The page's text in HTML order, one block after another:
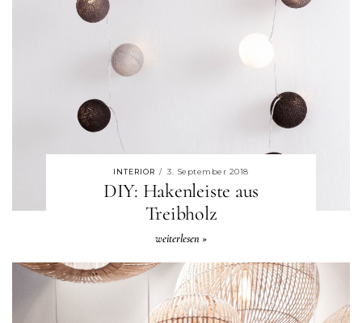
INTERIOR / 3. September 2018
DIY: Hakenleiste aus
Treibholz
weiterlesen »